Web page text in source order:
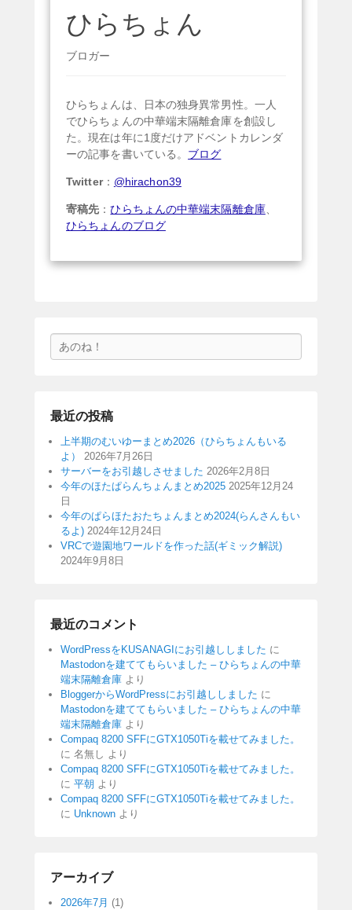
ひらちょん
ブロガー
ひらちょんは、日本の独身異常男性。一人
でひらちょんの中華端末隔離倉庫を創設し
た。現在は年に1度だけアドベントカレンダ
ーの記事を書いている。 ブログ
Twitter： @hirachon39
寄稿先 ：ひらちょんの中華端末隔離倉庫、
ひらちょんのブログ
索
最近の投稿
上半期のむいゆーまとめ2026（ひらちょんもいる
よ）
2026年7月26日
サーバーをお引越しさせました 2026年2月8日
今年のほたぱらんちょんまとめ2025 2025年12月24
日
今年のぱらほたおたちょんまとめ2024(らんさんもい
るよ) 2024年12月24日
VRCで遊園地ワールドを作った話(ギミック解説)
2024年9月8日
最近のコメント
WordPressをKUSANAGIにお引越ししました に
Mastodonを建ててもらいました – ひらちょんの中華
端末隔離倉庫 より
BloggerからWordPressにお引越ししました に
Mastodonを建ててもらいました – ひらちょんの中華
端末隔離倉庫 より
Compaq 8200 SFFにGTX1050Tiを載せてみました。
に 名無し より
Compaq 8200 SFFにGTX1050Tiを載せてみました。
に 平朝 より
Compaq 8200 SFFにGTX1050Tiを載せてみました。
に Unknown より
アーカイブ
2026年7月 (1)